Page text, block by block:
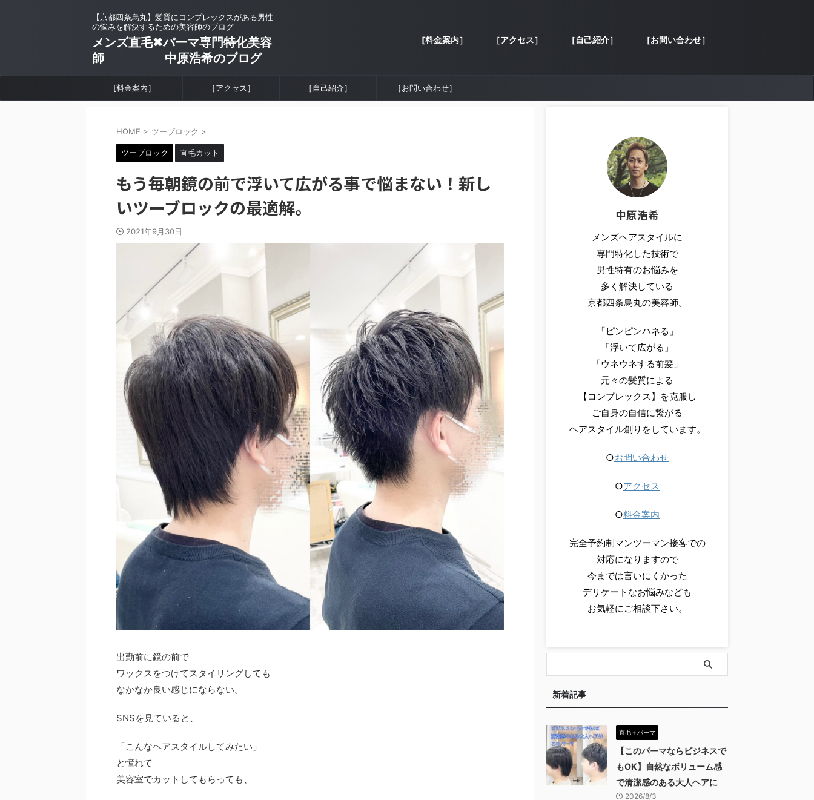
【京都四条烏丸】髪質にコンプレックスがある男性
の悩みを解決するための美容師のブログ
メンズ直毛✖︎パーマ専門特化美容
師 中原浩希のブログ
[料金案内］ ［アクセス］ ［自己紹介］ ［お問い合わせ］
[料金案内］ ［アクセス］ ［自己紹介］ ［お問い合わせ］
HOME > ツーブロック >
ツーブロック 直毛カット
もう毎朝鏡の前で浮いて広がる事で悩まない！新し
いツーブロックの最適解。
2021年9月30日
出勤前に鏡の前で
ワックスをつけてスタイリングしても
なかなか良い感じにならない。
SNSを見ていると、
「こんなヘアスタイルしてみたい 」
と憧れて
美容室でカットしてもらっても、
中原浩希
メンズヘアスタイルに
専門特化した技術で
男性特有のお悩みを
多く解決している
京都四条烏丸の美容師。
「ピンピンハネる」
「浮いて広がる」
「ウネウネする前髪」
元々の髪質による
【コンプレックス】を克服し
ご自身の自信に繋がる
ヘアスタイル創りをしています。
○お問い合わせ
○アクセス
○料金案内
完全予約制マンツーマン接客での
対応になりますので
今までは言いにくかった
デリケートなお悩みなども
お気軽にご相談下さい。
新着記事
直毛＋パーマ
【このパーマならビジネスで
もOK】自然なボリューム感
で清潔感のある大人ヘアに
2026/8/3